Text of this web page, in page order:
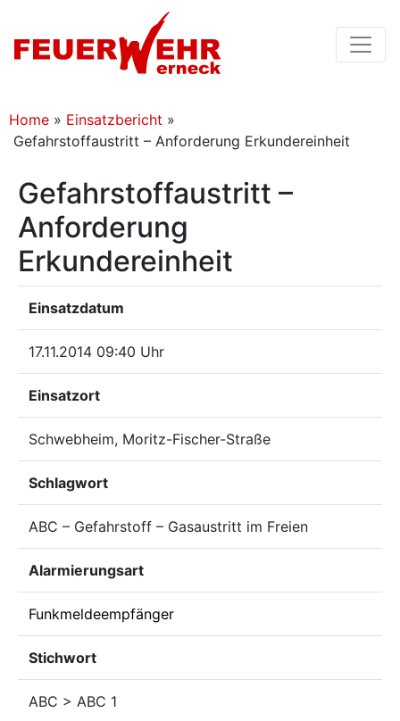
Home » Einsatzbericht »
Gefahrstoffaustritt – Anforderung Erkundereinheit
Gefahrstoffaustritt –
Anforderung
Erkundereinheit
Einsatzdatum
17.11.2014 09:40 Uhr
Einsatzort
Schwebheim, Moritz-Fischer-Straße
Schlagwort
ABC – Gefahrstoff – Gasaustritt im Freien
Alarmierungsart
Funkmeldeempfänger
Stichwort
ABC > ABC 1